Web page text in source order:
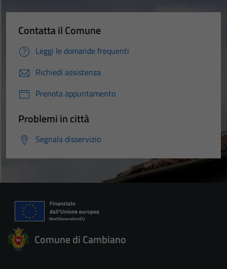
Contatta il Comune
Leggi le domande frequenti
Richiedi assistenza
Prenota appuntamento
Problemi in città
Segnala disservizio
Comune di Cambiano